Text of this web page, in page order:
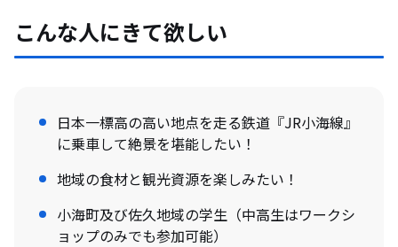
こんな人にきて欲しい
日本一標高の高い地点を走る鉄道『JR小海線』
に乗車して絶景を堪能したい！
地域の食材と観光資源を楽しみたい！
小海町及び佐久地域の学生（中高生はワークシ
ョップのみでも参加可能）